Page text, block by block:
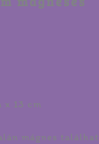
x 13 cm
mágnes